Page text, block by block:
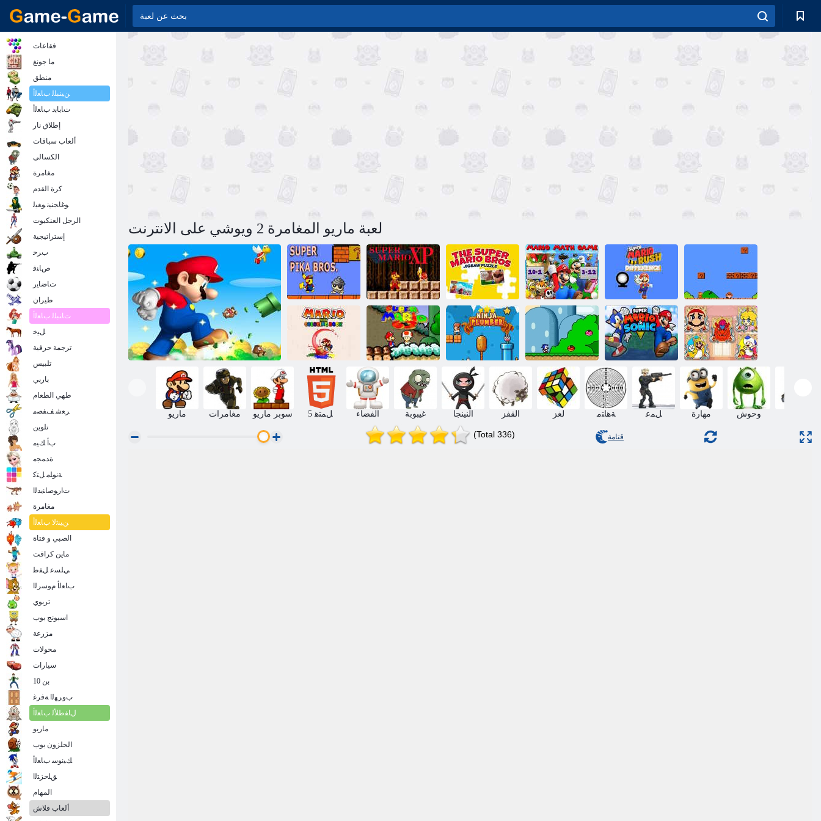
لعبة ماريو المغامرة 2 ويوشي على الانترنت
ﺮﺑﻮﺳ
XP ﻮﻳﺭﺎﻣ ﺮﺑﻮﺳ
ﺱﻭﺮﺑ ﻮﻳﺭﺎﻣ
ﺮﺑﻮﺳ ﺰﻐﻠﻟﺍ ﺔﺒﻌﻟ
ﺕﺎﻴﺿﺎﻳﺮﻟﺍ ﻮﻳﺭﺎﻣ
ﺔﺒﻌﻟ
ﻕﺮﻔﻟﺍ ﺵﺍﺭ
ﻮﻳﺭﺎﻣ ﺮﺑﻮﺳ
ﻦﻴﺒﻋﻻ ﻙﺎﻫ
:ﺱﻭﺮﺑ ﻮﻳﺭﺎﻣ
ﺮﺑﻮﺳ
ﺵﺍﺭ ﻮﻳﺭﺎﻣ ﻦﻳﻮﻠﺗ
ﺏﺎﺘﻛ
63 ﻮﻳﺭﺎﻣ ﺮﺑﻮﺳ ﺎﺠﻨﻴﻨﻟﺍ ﻙﺎﺒﺳ
ﺪﻟﺭﻭﻭ ﻮﻳﺭﺎﻣ
ﺮﺑﻮﺳ ﻲﻓ
ﻚﻴﻧﻮﺳ
ﻚﻴﻧﻮﺳﻭ ﻮﻳﺭﺎﻣ
ﺮﺑﻮﺳ
ﺡﺮﻣ ﻙﺎﺒﺳ ﻦﻳﻮﻠﺗ
ماريو مغامرات سوبر ماريو 5 ﻞﻤﺘﻫ الفضاء غيبوبة النينجا القفز لغز ﺔﻫﺎﺘﻣ ﻞﻤﻋ مهارة وحوش
(Total 336) قتامة
فقاعات
ما جونغ
منطق
ﻦﻴﻨﺒﻠﻟ ﺏﺎﻌﻟﺃ
ﺕﺎﺑﺎﺑﺩ ﺏﺎﻌﻟﺃ
إطلاق نار
ألعاب سباقات
الكسالى
مغامرة
كرة القدم
ﻮﻏﺎﺠﻨﻴﻧ ﻮﻐﻴﻟ
الرجل العنكبوت
إستراتيجية
ﺏﺮﺣ
ﺹﺎﻨﻗ
ﺕﺎﺿﺎﻳﺭ
طيران
ﺕﺎﻨﺒﻠﻟ ﺏﺎﻌﻟﺃ
ﻞﻴﺧ
ترجمة حرفية
تلبيس
باربي
طهي الطعام
ﺮﻌﺷ ﻒﻔﺼﻣ
تلوين
ﺏﺃ ﻚﻴﻣ
ﺓﺪﻤﺠﻣ
ﺔﻧﻮﻠﻣ ﻞﺘﻛ
ﺕﺍﺭﻮﺻﺎﻨﻳﺪﻟﺍ
مغامرة
ﻦﻴﻨﺛﻻ ﺏﺎﻌﻟﺃ
الصبي و فتاة
ماين كرافت
ﻲﻠﺴﻋ ﻞﻔﻃ
ﺏﺎﻌﻟﺃ ﻡﻮﺳﺮﻟﺍ
تربوي
اسبونج بوب
مزرعة
محولات
سيارات
بن 10
ﺏﻭﺮﻬﻟﺍ ﺔﻓﺮﻏ
ﻝﺎﻔﻃﻸ ﻟ ﺏﺎﻌﻟﺃ
ماريو
الحلزون بوب
ﻚﻴﻧﻮﺳ ﺏﺎﻌﻟﺃ
ﻖﻠﺣﺰﺘﻟﺍ
المهام
ألعاب فلاش